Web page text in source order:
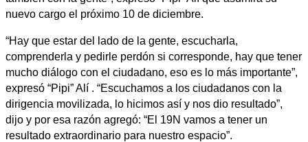
nuevo cargo el próximo 10 de diciembre.
“Hay que estar del lado de la gente, escucharla,
comprenderla y pedirle perdón si corresponde, hay que tener
mucho diálogo con el ciudadano, eso es lo más importante”,
expresó “Pipi” Alí . “Escuchamos a los ciudadanos con la
dirigencia movilizada, lo hicimos así y nos dio resultado”,
dijo y por esa razón agregó: “El 19N vamos a tener un
resultado extraordinario para nuestro espacio”.